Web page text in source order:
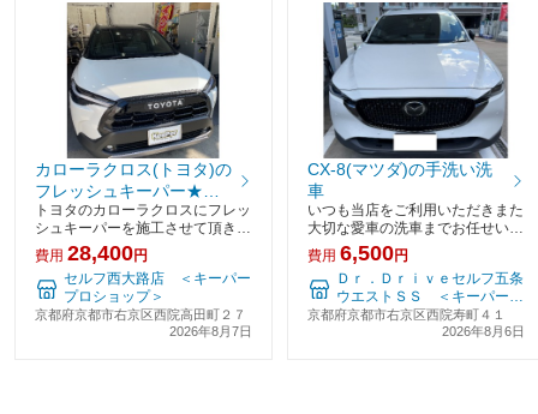
カローラクロス(トヨタ)の
フレッシュキーパー★キ
ャンペーン中20％OFF★
トヨタのカローラクロスにフレッ
シュキーパーを施工させて頂きま
した。フレッシュキーパーは1年
に1度、繰り返すことで塗装が守
られるだけではなく、ツヤがよく
なっていくのでくり返しの施工を
おすすめしております
費用 28,400円
セルフ西大路店 ＜キーパー
プロショップ＞
京都府京都市右京区西院高田町２７
2026年8月7日
CX-8(マツダ)の手洗い洗
車
いつも当店をご利用いただきまた
大切な愛車の洗車までお任せいた
だき心より感謝申し上げます。い
つも笑顔でご来店くださるだけで
なくお車をとても大切にされてい
る姿に私たちスタッフ一同いつも
温かい元気をいただい
費用 6,500円
Ｄｒ．Ｄｒｉｖｅセルフ五条
ウエストＳＳ ＜キーパープ
ロショップ＞
京都府京都市右京区西院寿町４１
2026年8月6日